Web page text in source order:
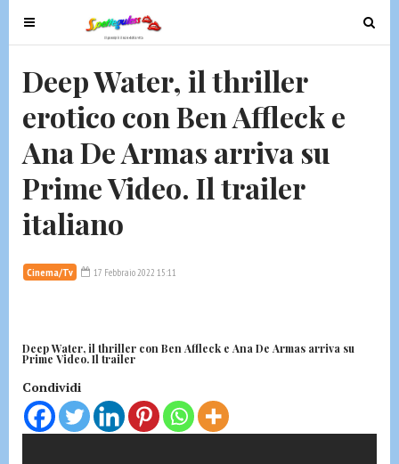
T
o
e
n
i
g
t
n
T
o
Deep Water, il thriller
erotico con Ben Affleck e
Ana De Armas arriva su
Prime Video. Il trailer
italiano
Cinema/Tv 17 Febbraio 2022 15:11
Deep Water, il thriller con Ben Affleck e Ana De Armas arriva su
Prime Video. Il trailer
Condividi